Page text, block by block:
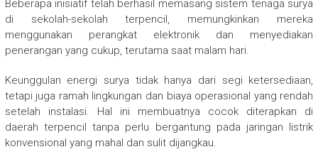
Beberapa inisiatif telah berhasil memasang sistem tenaga surya
di sekolah-sekolah terpencil, memungkinkan mereka
menggunakan perangkat elektronik dan menyediakan
penerangan yang cukup, terutama saat malam hari.
Keunggulan energi surya tidak hanya dari segi ketersediaan,
tetapi juga ramah lingkungan dan biaya operasional yang rendah
setelah instalasi. Hal ini membuatnya cocok diterapkan di
daerah terpencil tanpa perlu bergantung pada jaringan listrik
konvensional yang mahal dan sulit dijangkau.